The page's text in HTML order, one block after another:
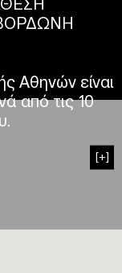
Αθηνών είναι
από τις 10
[+]